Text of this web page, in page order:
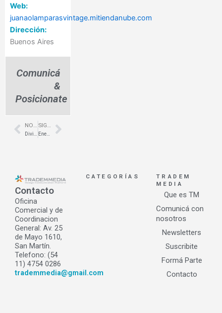
Web:
juanaolamparasvintage.mitiendanube.com
Dirección:
Buenos Aires
Comunicá
&
Posicionate
Prev Next
Contacto
Oficina
Comercial y de
Coordinacion
General: Av. 25
de Mayo 1610,
San Martín.
Telefono: (54
11) 4754 0286
trademmedia@gmail.com
CATEGORÍAS
TRADEM
MEDIA
Que es TM
Comunicá con
nosotros
Newsletters
Suscribite
Formá Parte
Contacto